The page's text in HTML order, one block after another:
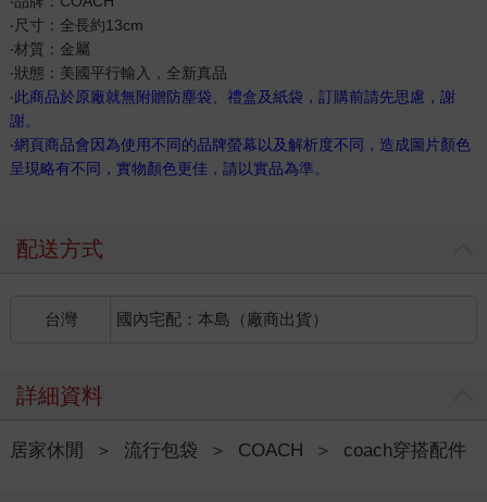
‧尺寸：全長約13cm
‧材質：金屬
‧狀態：美國平行輸入，全新真品
‧此商品於原廠就無附贈防塵袋、禮盒及紙袋，訂購前請先思慮，謝
謝。
‧網頁商品會因為使用不同的品牌螢幕以及解析度不同，造成圖片顏色
呈現略有不同，實物顏色更佳，請以實品為準。
配送方式
台灣 國內宅配：本島（廠商出貨）
詳細資料
居家休閒 ＞ 流行包袋 ＞ COACH ＞ coach穿搭配件